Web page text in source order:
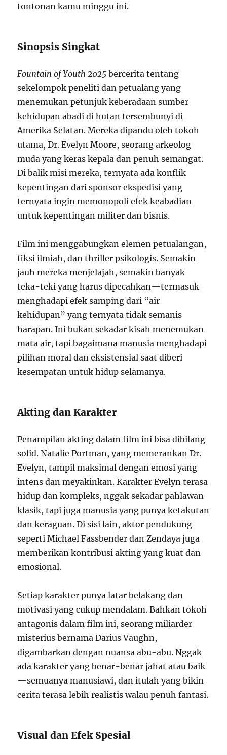
tontonan kamu minggu ini.
Sinopsis Singkat
Fountain of Youth 2025 bercerita tentang
sekelompok peneliti dan petualang yang
menemukan petunjuk keberadaan sumber
kehidupan abadi di hutan tersembunyi di
Amerika Selatan. Mereka dipandu oleh tokoh
utama, Dr. Evelyn Moore, seorang arkeolog
muda yang keras kepala dan penuh semangat.
Di balik misi mereka, ternyata ada konflik
kepentingan dari sponsor ekspedisi yang
ternyata ingin memonopoli efek keabadian
untuk kepentingan militer dan bisnis.
Film ini menggabungkan elemen petualangan,
fiksi ilmiah, dan thriller psikologis. Semakin
jauh mereka menjelajah, semakin banyak
teka-teki yang harus dipecahkan—termasuk
menghadapi efek samping dari “air
kehidupan” yang ternyata tidak semanis
harapan. Ini bukan sekadar kisah menemukan
mata air, tapi bagaimana manusia menghadapi
pilihan moral dan eksistensial saat diberi
kesempatan untuk hidup selamanya.
Akting dan Karakter
Penampilan akting dalam film ini bisa dibilang
solid. Natalie Portman, yang memerankan Dr.
Evelyn, tampil maksimal dengan emosi yang
intens dan meyakinkan. Karakter Evelyn terasa
hidup dan kompleks, nggak sekadar pahlawan
klasik, tapi juga manusia yang punya ketakutan
dan keraguan. Di sisi lain, aktor pendukung
seperti Michael Fassbender dan Zendaya juga
memberikan kontribusi akting yang kuat dan
emosional.
Setiap karakter punya latar belakang dan
motivasi yang cukup mendalam. Bahkan tokoh
antagonis dalam film ini, seorang miliarder
misterius bernama Darius Vaughn,
digambarkan dengan nuansa abu-abu. Nggak
ada karakter yang benar-benar jahat atau baik
—semuanya manusiawi, dan itulah yang bikin
cerita terasa lebih realistis walau penuh fantasi.
Visual dan Efek Spesial